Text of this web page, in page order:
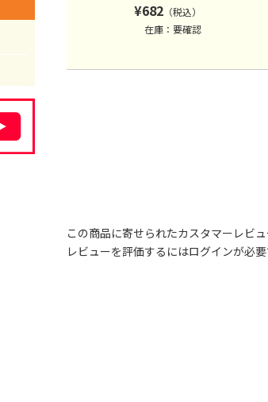
¥682 （税込）
在庫：要確認
この商品に寄せられたカスタマーレビュ
レビューを評価するにはログインが必要